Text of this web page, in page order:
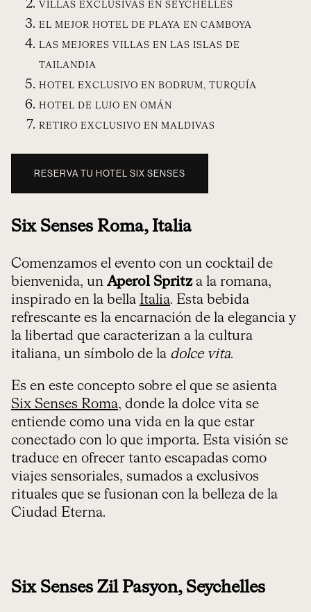
VILLAS EXCLUSIVAS EN SEYCHELLES
EL MEJOR HOTEL DE PLAYA EN CAMBOYA
LAS MEJORES VILLAS EN LAS ISLAS DE
TAILANDIA
HOTEL EXCLUSIVO EN BODRUM, TURQUÍA
HOTEL DE LUJO EN OMÁN
RETIRO EXCLUSIVO EN MALDIVAS
RESERVA TU HOTEL SIX SENSES
Six Senses Roma, Italia
Comenzamos el evento con un cocktail de
bienvenida, un Aperol Spritza la romana,
inspirado en la bella Italia. Esta bebida
refrescante es la encarnación de la elegancia y
la libertad que caracterizan a la cultura
italiana, un símbolo de la dolce vita.
Es en este concepto sobre el que se asienta
Six Senses Roma, donde la dolce vita se
entiende como una vida en la que estar
conectado con lo que importa. Esta visión se
traduce en ofrecer tanto escapadas como
viajes sensoriales, sumados a exclusivos
rituales que se fusionan con la belleza de la
Ciudad Eterna.
Six Senses Zil Pasyon, Seychelles